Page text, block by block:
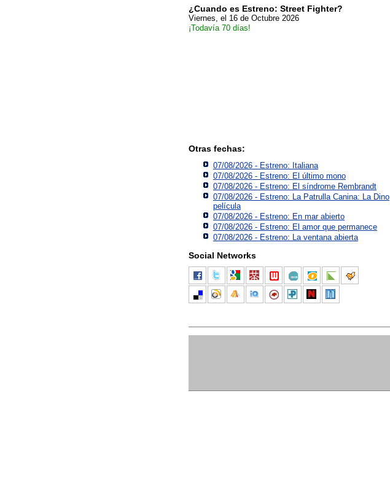
¿Cuando es Estreno: Street Fighter?
Viernes, el 16 de Octubre 2026
¡Todavía 70 días!
Otras fechas:
07/08/2026 - Estreno: Italiana
07/08/2026 - Estreno: El último mono
07/08/2026 - Estreno: El síndrome Rembrandt
07/08/2026 - Estreno: La Patrulla Canina: La Dino
película
07/08/2026 - Estreno: En mar abierto
07/08/2026 - Estreno: El amor que permanece
07/08/2026 - Estreno: La ventana abierta
Social Networks